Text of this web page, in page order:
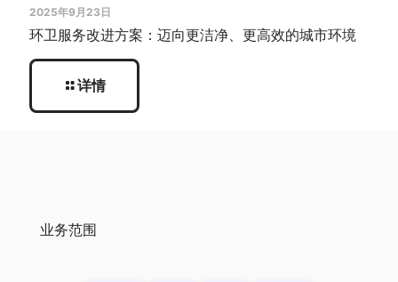
2025年9月23日
环卫服务改进方案：迈向更洁净、更高效的城市环境
详情
业务范围